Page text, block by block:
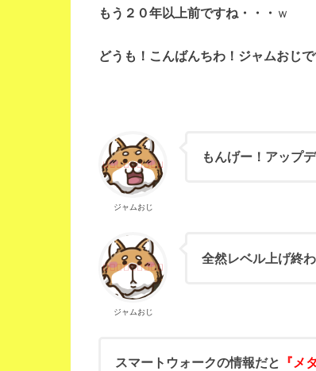
もう２０年以上前ですね・・・ ｗ
どうも！こんばんちわ！ジャムおじで
ジャムおじ
もんげー！アップ
ジャムおじ
全然レベル上げ終
スマートウォークの情報だと 『メ